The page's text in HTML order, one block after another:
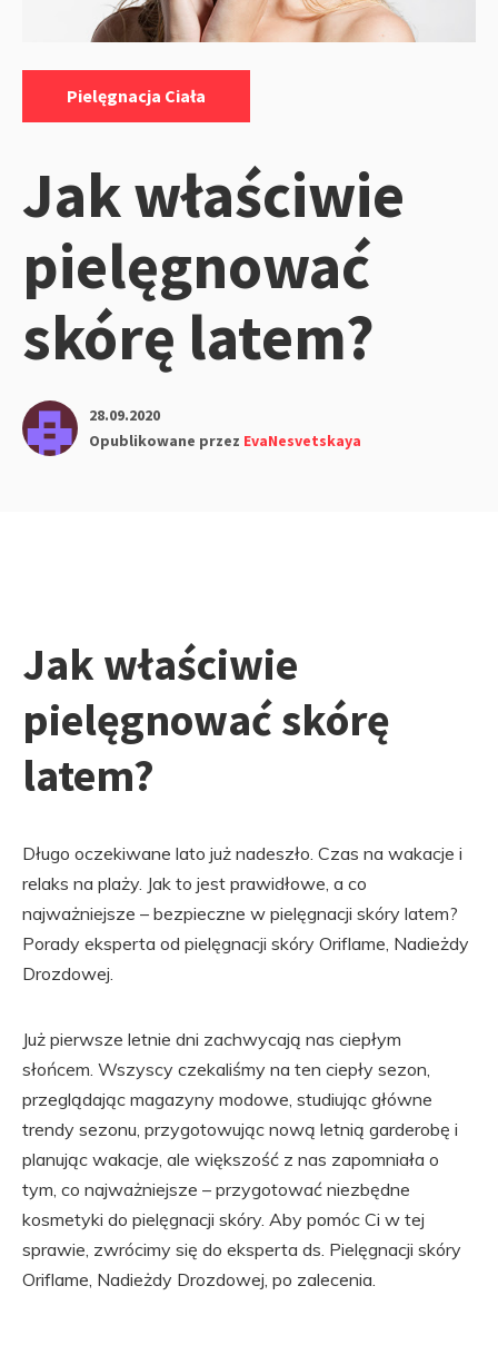
Pielęgnacja Ciała
Jak właściwie
pielęgnować
skórę latem?
28.09.2020
Opublikowane przez EvaNesvetskaya
Jak właściwie
pielęgnować skórę
latem?
Długo oczekiwane lato już nadeszło. Czas na wakacje i
relaks na plaży. Jak to jest prawidłowe, a co
najważniejsze – bezpieczne w pielęgnacji skóry latem?
Porady eksperta od pielęgnacji skóry Oriflame, Nadieżdy
Drozdowej.
Już pierwsze letnie dni zachwycają nas ciepłym
słońcem. Wszyscy czekaliśmy na ten ciepły sezon,
przeglądając magazyny modowe, studiując główne
trendy sezonu, przygotowując nową letnią garderobę i
planując wakacje, ale większość z nas zapomniała o
tym, co najważniejsze – przygotować niezbędne
kosmetyki do pielęgnacji skóry. Aby pomóc Ci w tej
sprawie, zwrócimy się do eksperta ds. Pielęgnacji skóry
Oriflame, Nadieżdy Drozdowej, po zalecenia.